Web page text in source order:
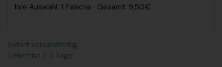
Ihre Auswahl: 1 Flasche · Gesamt: 9,50€
Sofort versandfertig
Lieferfrist 1-3 Tage